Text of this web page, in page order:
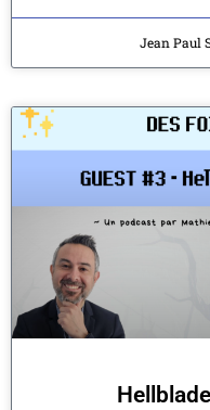
Jean Paul